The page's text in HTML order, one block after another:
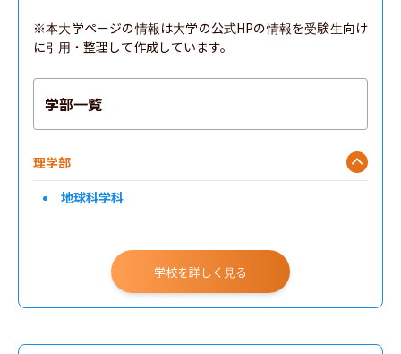
※本大学ページの情報は大学の公式HPの情報を受験生向け
に引用・整理して作成しています。
学部一覧
理学部
地球科学科
学校を詳しく見る